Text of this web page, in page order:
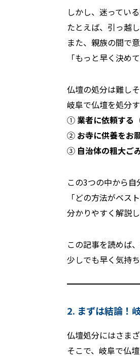
しかし、迷ってい
たとえば、引っ越
また、親族の間で
「もっと早く決め
仏壇の処分は難し
岐阜で仏壇を処分
① 業者に依頼する
② お寺に供養をお
③ 自治体の粗大ご
この3つの中から自
「どの方法がベス
分かりやすく解説し
この記事を読めば
少しでも早く気持
2. まずは結論！
仏壇処分にはさま
そこで、岐阜で仏